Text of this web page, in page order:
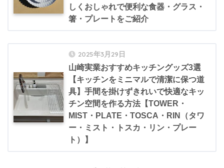
しくおしゃれで便利な食器・グラス・
箸・プレートをご紹介
2025年3月29日
山崎実業おすすめキッチングッズ3選
【キッチンをミニマルで清潔に保つ道
具】手間を掛けずきれいで快適なキッ
チン空間を作る方法【TOWER・
MIST・PLATE・TOSCA・RIN（タワ
ー・ミスト・トスカ・リン・プレー
ト）】